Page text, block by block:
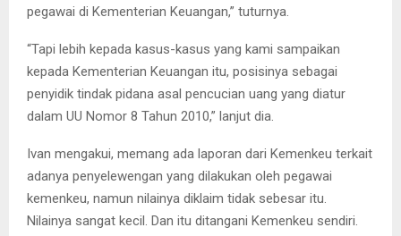
pegawai di Kementerian Keuangan,” tuturnya.
“Tapi lebih kepada kasus-kasus yang kami sampaikan
kepada Kementerian Keuangan itu, posisinya sebagai
penyidik tindak pidana asal pencucian uang yang diatur
dalam UU Nomor 8 Tahun 2010,” lanjut dia.
Ivan mengakui, memang ada laporan dari Kemenkeu terkait
adanya penyelewengan yang dilakukan oleh pegawai
kemenkeu, namun nilainya diklaim tidak sebesar itu.
Nilainya sangat kecil. Dan itu ditangani Kemenkeu sendiri.